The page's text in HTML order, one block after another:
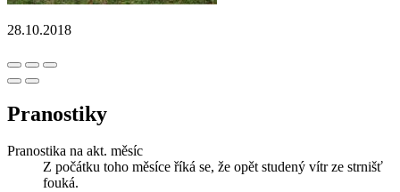
28.10.2018
Pranostiky
Pranostika na akt. měsíc
Z počátku toho měsíce říká se, že opět studený vítr ze strnišť
fouká.